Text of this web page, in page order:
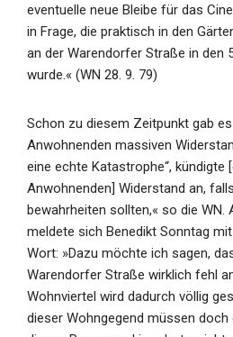
eventuelle neue Bleibe für das
in Frage, die praktisch in den
an der Warendorfer Straße in den
wurde.« (WN 28. 9. 79)
Schon zu diesem Zeitpunkt gab
Anwohnenden massiven
eine echte Katastrophe“, kündigte
Anwohnenden] Widerstand an,
bewahrheiten sollten,« so die WN.
meldete sich Benedikt Sonntag
Wort: »Dazu möchte ich sagen,
Warendorfer Straße wirklich fehl
Wohnviertel wird dadurch völlig
dieser Wohngegend müssen doch